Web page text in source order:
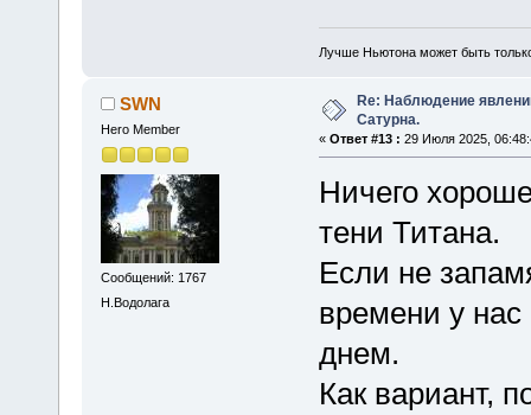
Лучше Ньютона может быть
SWN
Hero Member
Сообщений: 1767
Н.Водолага
Re: Наблюдение
Сатурна.
« Ответ #13 : 29 Июля 2025,
Ничего
тени Титана.
Если не
времени у нас
днем.
Как вариант,